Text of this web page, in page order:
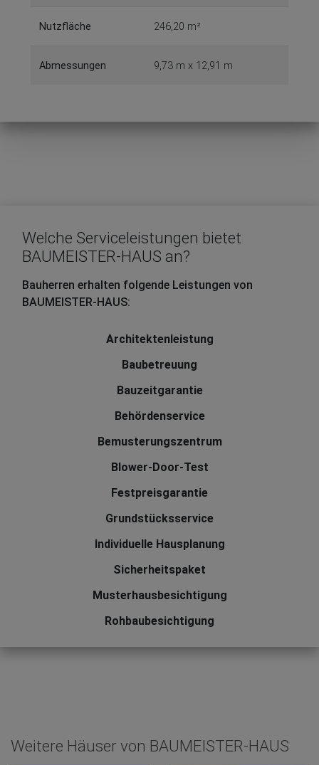
Nutzfläche 246,20 m²
Abmessungen 9,73 m x 12,91 m
Welche Serviceleistungen bietet
BAUMEISTER-HAUS an?
Bauherren erhalten folgende Leistungen von
BAUMEISTER-HAUS:
Architektenleistung
Baubetreuung
Bauzeitgarantie
Behördenservice
Bemusterungszentrum
Blower-Door-Test
Festpreisgarantie
Grundstücksservice
Individuelle Hausplanung
Sicherheitspaket
Musterhausbesichtigung
Rohbaubesichtigung
Weitere Häuser von BAUMEISTER-HAUS